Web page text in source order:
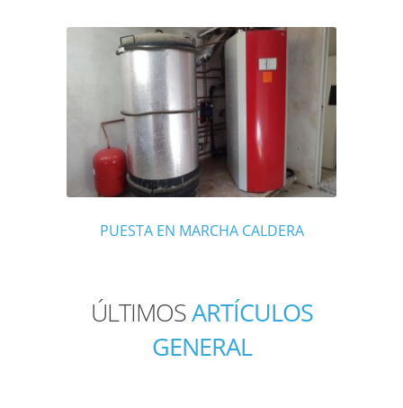
PUESTA EN MARCHA CALDERA
ÚLTIMOSARTÍCULOS
GENERAL